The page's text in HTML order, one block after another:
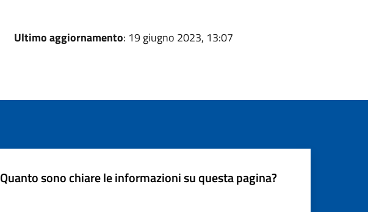
Ultimo aggiornamento: 19 giugno 2023, 13:07
Quanto sono chiare le informazioni su questa pagina?